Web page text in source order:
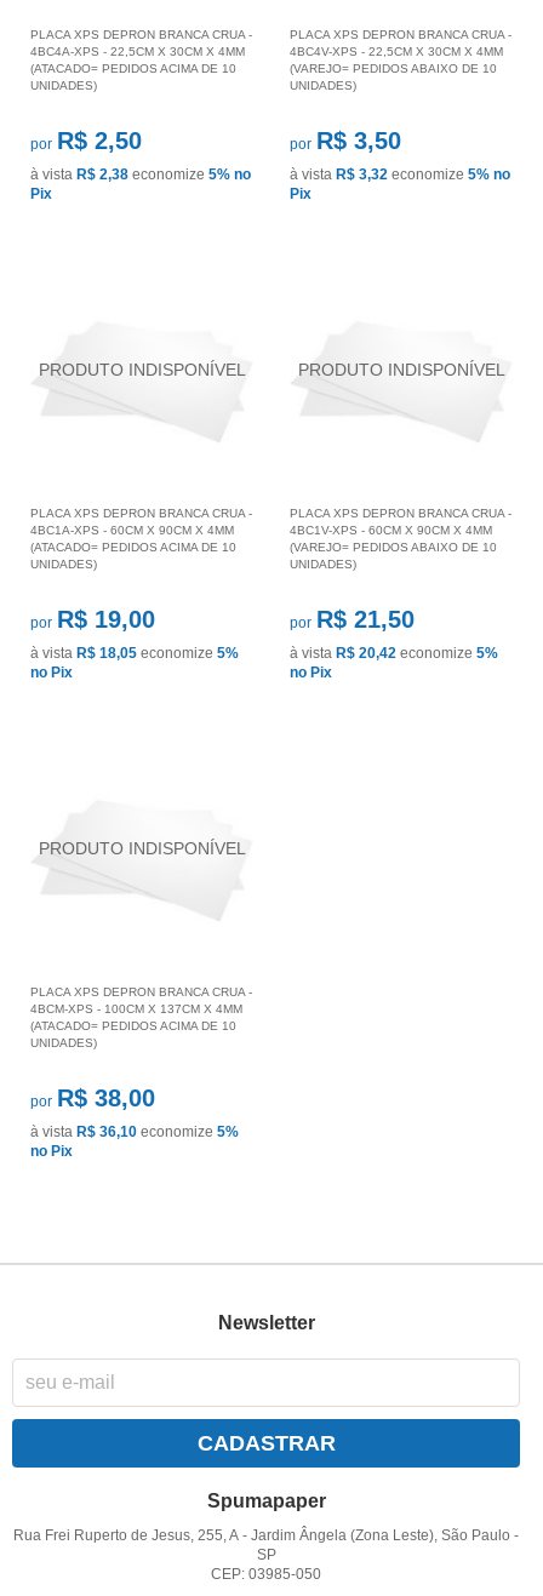
PLACA XPS DEPRON BRANCA CRUA -
4BC4A-XPS - 22,5CM X 30CM X 4MM
(ATACADO= PEDIDOS ACIMA DE 10
UNIDADES)
por R$ 2,50
à vista R$ 2,38 economize 5% no
Pix
PLACA XPS DEPRON BRANCA CRUA -
4BC4V-XPS - 22,5CM X 30CM X 4MM
(VAREJO= PEDIDOS ABAIXO DE 10
UNIDADES)
por R$ 3,50
à vista R$ 3,32 economize 5% no
Pix
PLACA XPS DEPRON BRANCA CRUA -
4BC1A-XPS - 60CM X 90CM X 4MM
(ATACADO= PEDIDOS ACIMA DE 10
UNIDADES)
por R$ 19,00
à vista R$ 18,05 economize 5%
no Pix
PLACA XPS DEPRON BRANCA CRUA -
4BC1V-XPS - 60CM X 90CM X 4MM
(VAREJO= PEDIDOS ABAIXO DE 10
UNIDADES)
por R$ 21,50
à vista R$ 20,42 economize 5%
no Pix
PLACA XPS DEPRON BRANCA CRUA -
4BCM-XPS - 100CM X 137CM X 4MM
(ATACADO= PEDIDOS ACIMA DE 10
UNIDADES)
por R$ 38,00
à vista R$ 36,10 economize 5%
no Pix
Newsletter
CADASTRAR
Spumapaper
Rua Frei Ruperto de Jesus, 255, A -Jardim Ângela (Zona Leste), São Paulo -
SP
CEP: 03985-050